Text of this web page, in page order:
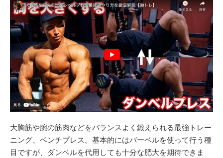
大胸筋や腕の筋肉などをバランスよく鍛えられる最強トレー
ニング、ベンチプレス。基本的にはバーベルを使って行う種
目ですが、ダンベルを代用しても十分な肥大を期待できま